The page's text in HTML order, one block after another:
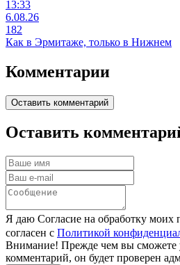
13:33
6.08.26
182
Как в Эрмитаже, только в Нижнем
Комментарии
Оставить комментарий
Оставить
Я даю Согласие на обработку моих
согласен с Политикой
Внимание! Прежде чем вы сможете
комментарий, он будет проверен